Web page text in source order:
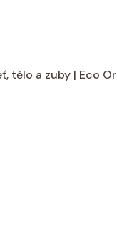
tělo a zuby | Eco